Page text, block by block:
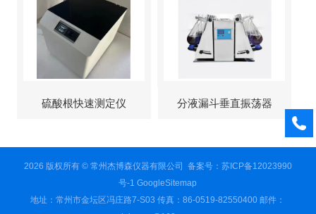
硫酸根快速测定仪 分液漏斗垂直振荡器
2026 版权所有 © 常州杰博森仪器有限公司 备案号：苏ICP备12023990
号-1 GoogleSitemap
地址：常州市金坛区冯庄路7-S03 传真：86-0519-82550400 邮件：